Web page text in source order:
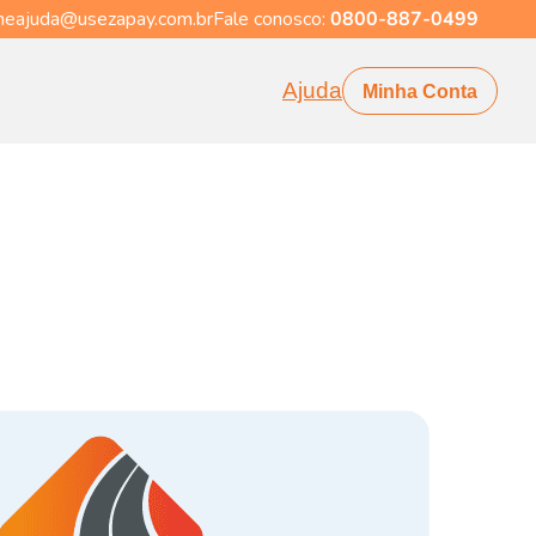
Fale conosco: 0800-887-0499
Ajuda Minha Conta